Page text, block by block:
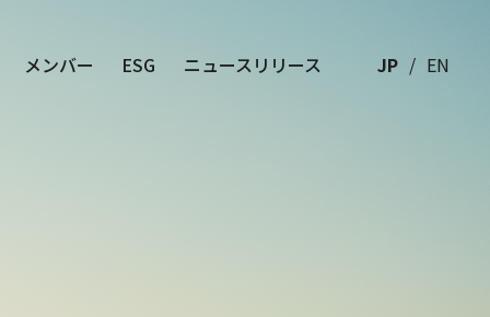
メンバー ESG ニュースリリース EN
JP